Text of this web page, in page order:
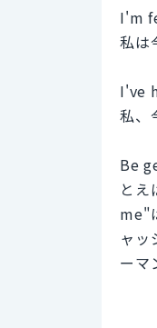
I'm
私は
I've
私、
Be
と
me"
ャッ
ーマ